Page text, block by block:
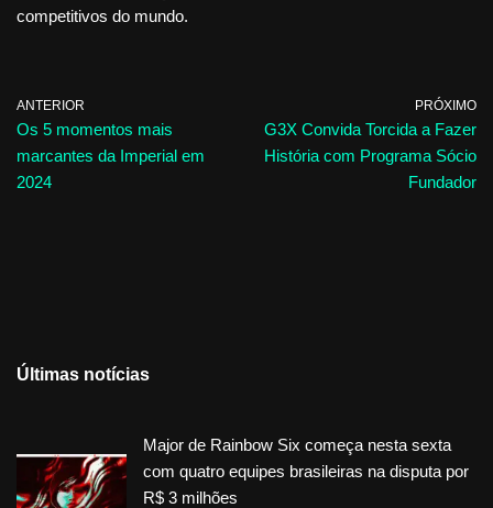
competitivos do mundo.
ANTERIOR
Os 5 momentos mais
marcantes da Imperial em
2024
PRÓXIMO
G3X Convida Torcida a Fazer
História com Programa Sócio
Fundador
Últimas notícias
Major de Rainbow Six começa nesta sexta
com quatro equipes brasileiras na disputa por
R$ 3 milhões